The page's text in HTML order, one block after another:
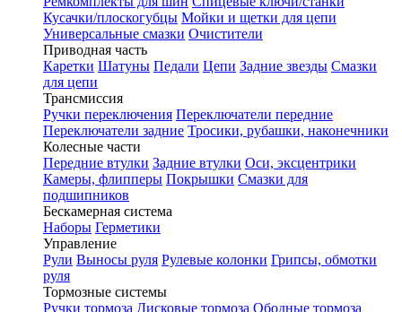
Кусачки/плоскогубцы Мойки и щетки для цепи
Универсальные смазки Очистители
Приводная часть
Каретки Шатуны Педали Цепи Задние звезды Смазки
для цепи
Трансмиссия
Ручки переключения Переключатели передние
Переключатели задние Тросики, рубашки, наконечники
Колесные части
Передние втулки Задние втулки Оси, эксцентрики
Камеры, флипперы Покрышки Смазки для
подшипников
Бескамерная система
Наборы Герметики
Управление
Рули Выносы руля Рулевые колонки Грипсы, обмотки
руля
Тормозные системы
Ручки тормоза Дисковые тормоза Ободные тормоза